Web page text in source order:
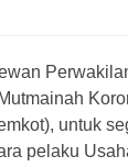
untuk
pelaku